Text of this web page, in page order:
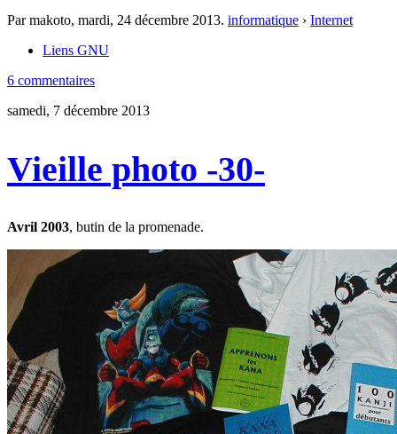
Par makoto, mardi, 24 décembre 2013. informatique › Internet
Liens GNU
6 commentaires
samedi, 7 décembre 2013
Vieille photo -30-
Avril 2003, butin de la promenade.